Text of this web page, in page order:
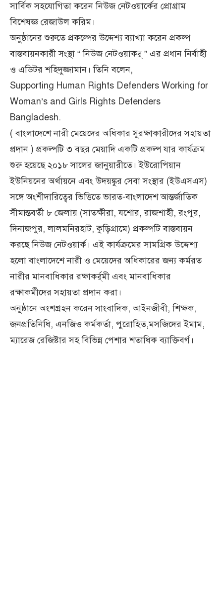
সার্বিক সহযোগিতা করেন নিউজ নেটওয়ার্কের প্রোগ্রাম
বিশেষজ্ঞ রেজাউল করিম।
অনুষ্ঠানের শুরুতে প্রকল্পের উদ্দেশ্য ব্যাখ্যা করেন প্রকল্প
বাস্তবায়নকারী সংস্থা “ নিউজ নেটওয়াকর্ ” এর প্রধান নির্বাহী
ও এডিটর শহিদুজ্জামান। তিনি বলেন,
Supporting Human Rights Defenders Working for
Woman’s and Girls Rights Defenders
Bangladesh.
( বাংলাদেশে নারী মেয়েদের অধিকার সুরক্ষাকারীদের সহায়তা
প্রদান ) প্রকল্পটি ৩ বছর মেয়াদি একটি প্রকল্প যার কার্যক্রম
শুরু হয়েছে ২০১৮ সালের জানুয়ারীতে। ইউরোপিয়ান
ইউনিয়নের অর্থায়নে এবং উদয়ঙ্কুর সেবা সংস্থার (ইউএসএস)
সঙ্গে অংশীদারিত্বের ভিত্তিতে ভারত-বাংলাদেশ আন্তর্জাতিক
সীমান্তবর্তী ৮ জেলায় (সাতক্ষীরা, যশোর, রাজশাহী, রংপুর,
দিনাজপুর, লালমনিরহাট, কুড়িগ্রামে) প্রকল্পটি বাস্তবায়ন
করছে নিউজ নেটওয়ার্ক। এই কার্যক্রমের সামগ্রিক উদ্দেশ্য
হলো বাংলাদেশে নারী ও মেয়েদের অধিকারের জন্য কর্মরত
নারীর মানবাধিকার রক্ষাকর্র্মী এবং মানবাধিকার
রক্ষাকর্মীদের সহায়তা প্রদান করা।
অনুষ্ঠানে অংশগ্রহন করেন সাংবাদিক, আইনজীবী, শিক্ষক,
জনপ্রতিনিধি, এনজিও কর্মকর্তা, পুরোহিত,মসজিদের ইমাম,
ম্যারেজ রেজিষ্টার সহ বিভিন্ন পেশার শতাধিক ব্যাক্তিবর্গ।